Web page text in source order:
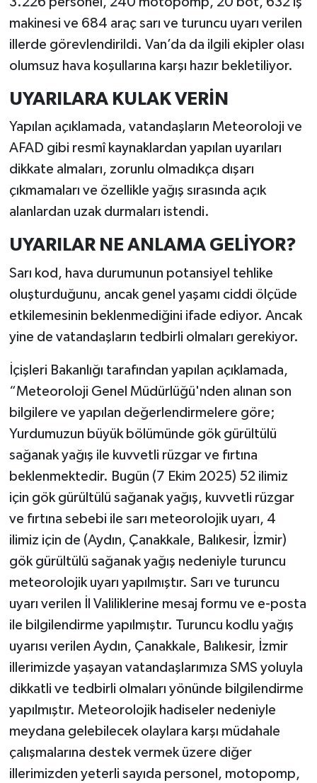
makinesi ve 684 araç sarı ve turuncu uyarı verilen
illerde görevlendirildi. Van’da da ilgili ekipler olası
olumsuz hava koşullarına karşı hazır bekletiliyor.
UYARILARA KULAK VERİN
Yapılan açıklamada, vatandaşların Meteoroloji ve
AFAD gibi resmî kaynaklardan yapılan uyarıları
dikkate almaları, zorunlu olmadıkça dışarı
çıkmamaları ve özellikle yağış sırasında açık
alanlardan uzak durmaları istendi.
UYARILAR NE ANLAMA GELİYOR?
Sarı kod, hava durumunun potansiyel tehlike
oluşturduğunu, ancak genel yaşamı ciddi ölçüde
etkilemesinin beklenmediğini ifade ediyor. Ancak
yine de vatandaşların tedbirli olmaları gerekiyor.
İçişleri Bakanlığı tarafından yapılan açıklamada,
“Meteoroloji Genel Müdürlüğü'nden alınan son
bilgilere ve yapılan değerlendirmelere göre;
Yurdumuzun büyük bölümünde gök gürültülü
sağanak yağış ile kuvvetli rüzgar ve fırtına
beklenmektedir. Bugün (7 Ekim 2025) 52 ilimiz
için gök gürültülü sağanak yağış, kuvvetli rüzgar
ve fırtına sebebi ile sarı meteorolojik uyarı, 4
ilimiz için de (Aydın, Çanakkale, Balıkesir, İzmir)
gök gürültülü sağanak yağış nedeniyle turuncu
meteorolojik uyarı yapılmıştır. Sarı ve turuncu
uyarı verilen İl Valiliklerine mesaj formu ve e-posta
ile bilgilendirme yapılmıştır. Turuncu kodlu yağış
uyarısı verilen Aydın, Çanakkale, Balıkesir, İzmir
illerimizde yaşayan vatandaşlarımıza SMS yoluyla
dikkatli ve tedbirli olmaları yönünde bilgilendirme
yapılmıştır. Meteorolojik hadiseler nedeniyle
meydana gelebilecek olaylara karşı müdahale
çalışmalarına destek vermek üzere diğer
illerimizden yeterli sayıda personel, motopomp,